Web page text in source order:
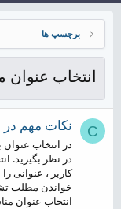
برچسپ ها
انتخاب عنوان
C نکات مهم
در انتخاب
در نظر بگیرید.
کاربر ، عنوانی
خواندن مطلب
انتخاب عنوان